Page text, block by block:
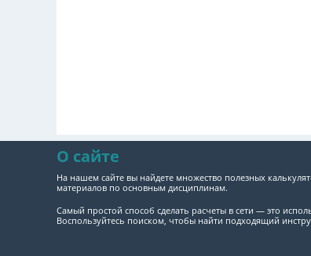
О сайте
На нашем сайте вы найдете множество полезных
материалов по основным дисциплинам.
Самый простой способ сделать расчеты в сети — это
Воспользуйтесь поиском, чтобы найти подходящий